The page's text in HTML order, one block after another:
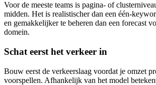
Voor de meeste teams is pagina- of
midden. Het is realistischer dan een één-
en gemakkelijker te beheren dan een forecast
domein.
Schat eerst het verkeer in
Bouw eerst de verkeerslaag voordat je omzet
voorspellen. Afhankelijk van het model